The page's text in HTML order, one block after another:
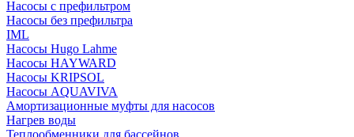
Насосы с префильтром
Насосы без префильтра
IML
Насосы Hugo Lahme
Насосы HAYWARD
Насосы KRIPSOL
Насосы AQUAVIVA
Амортизационные муфты для насосов
Нагрев воды
Теплообменники для бассейнов